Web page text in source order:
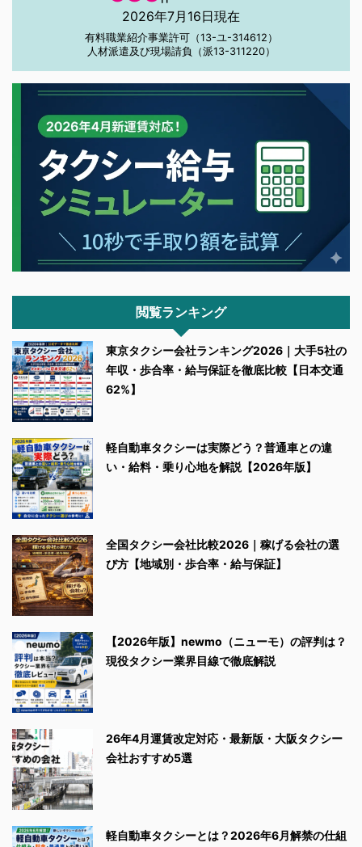
2026年7月16日現在
有料職業紹介事業許可（13-ユ-314612）
人材派遣及び現場請負（派13-311220）
閲覧ランキング
東京タクシー会社ランキング2026｜大手5社の
年収・歩合率・給与保証を徹底比較【日本交通
62%】
軽自動車タクシーは実際どう？普通車との違
い・給料・乗り心地を解説【2026年版】
全国タクシー会社比較2026｜稼げる会社の選
び方【地域別・歩合率・給与保証】
【2026年版】newmo（ニューモ）の評判は？
現役タクシー業界目線で徹底解説
26年4月運賃改定対応・最新版・大阪タクシー
会社おすすめ5選
軽自動車タクシーとは？2026年6月解禁の仕組